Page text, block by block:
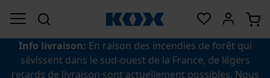
Info livraison: En raison des incendies de forêt qui
sévissent dans le sud-ouest de la France, de légers
retards de livraison sont actuellement possibles. Nous